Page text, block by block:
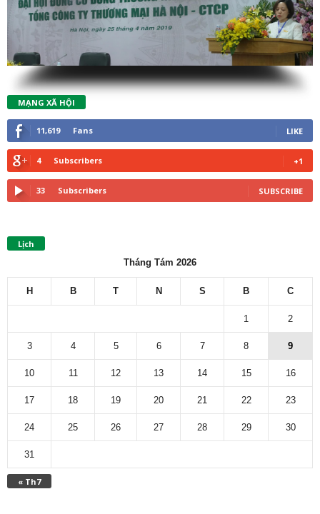
MẠNG XÃ HỘI
11,619 Fans LIKE
4 Subscribers +1
33 Subscribers SUBSCRIBE
Lịch
Tháng Tám 2026
H B T N S B C
« Th7
1 2
3 4 5 6 7 8 9
10 11 12 13 14 15 16
17 18 19 20 21 22 23
24 25 26 27 28 29 30
31